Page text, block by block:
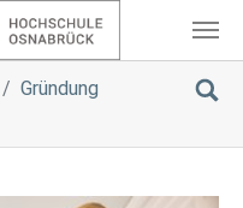
Gründung